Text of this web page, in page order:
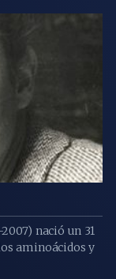
nació un 31
aminoácidos y